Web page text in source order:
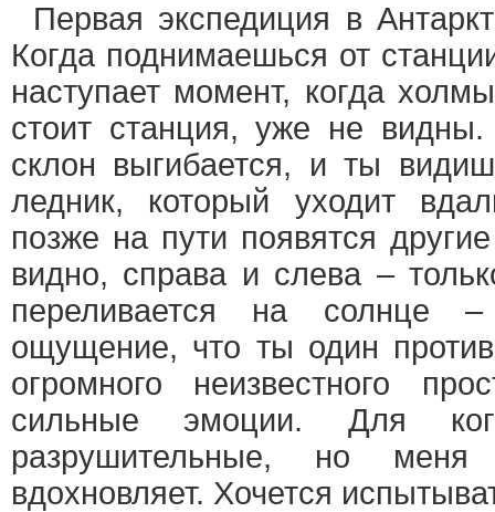
Первая экспедиция в
Когда поднимаешься от
наступает момент, когда
стоит станция, уже не
склон выгибается, и ты
ледник, который уходит
позже на пути появятся
видно, справа и слева –
переливается на солнце
ощущение, что ты один
огромного неизвестного
сильные эмоции. Для
разрушительные, но
вдохновляет. Хочется